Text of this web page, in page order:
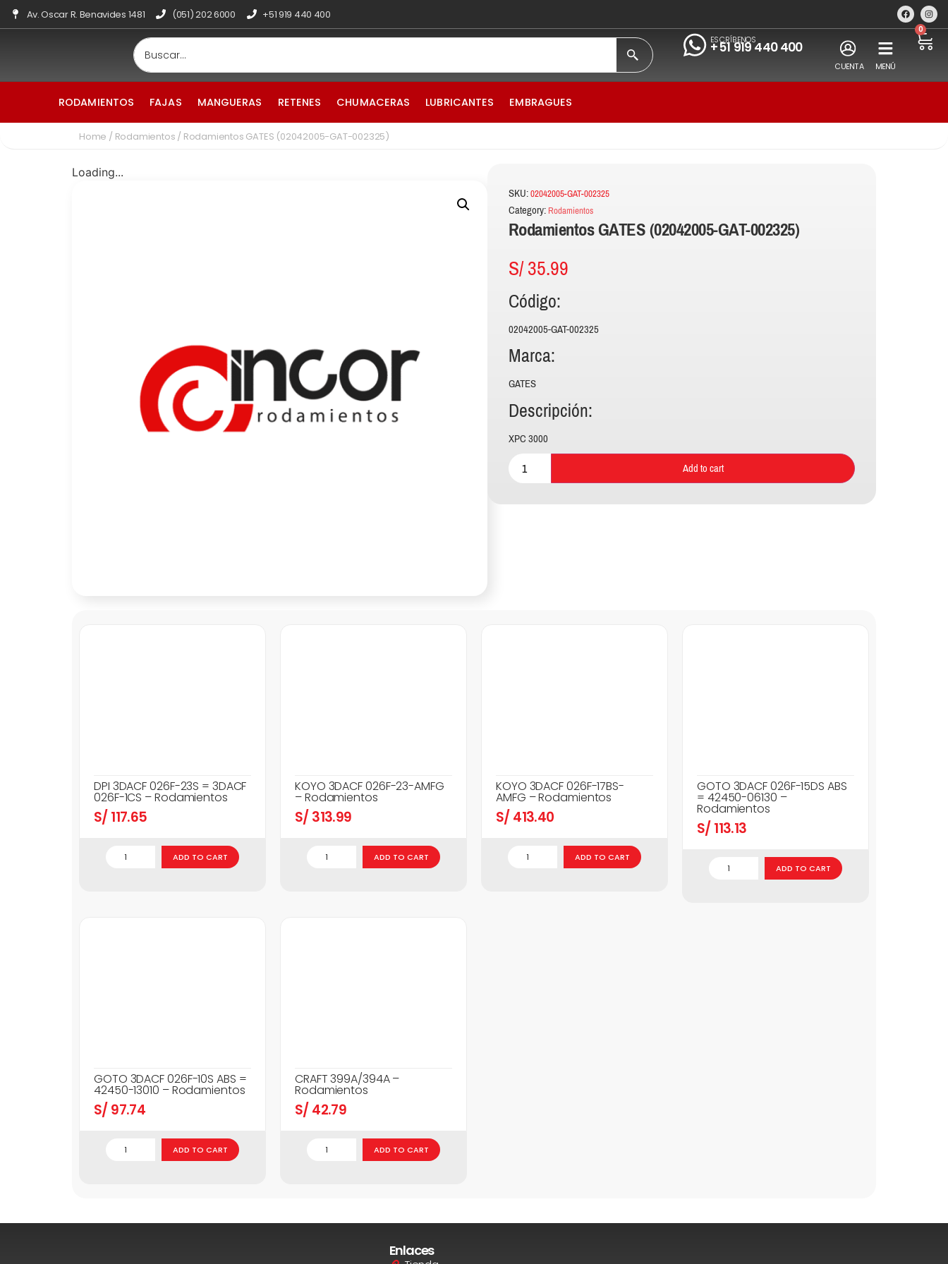
Av. Oscar R. Benavides 1481 (051) 202 6000 +51 919 440 400
ESCRÍBENOS
+51 919 440 400
CUENTA MENÚ
0
RODAMIENTOS FAJAS MANGUERAS RETENES CHUMACERAS LUBRICANTES EMBRAGUES
Home / Rodamientos / Rodamientos GATES (02042005-GAT-002325)
Loading...
SKU:02042005-GAT-002325
Category: Rodamientos
Rodamientos GATES (02042005-GAT-002325)
S/35.99
Código:
02042005-GAT-002325
Marca:
GATES
Descripción:
XPC 3000
Add to cart
DPI 3DACF 026F-23S = 3DACF
026F-1CS – Rodamientos
S/ 117.65
ADD TO CART
KOYO 3DACF 026F-23-AMFG
– Rodamientos
S/ 313.99
ADD TO CART
KOYO 3DACF 026F-17BS-
AMFG – Rodamientos
S/ 413.40
ADD TO CART
GOTO 3DACF 026F-15DS ABS
= 42450-06130 –
Rodamientos
S/ 113.13
ADD TO CART
GOTO 3DACF 026F-10S ABS =
42450-13010 – Rodamientos
S/ 97.74
ADD TO CART
CRAFT 399A/394A –
Rodamientos
S/ 42.79
ADD TO CART
Enlaces